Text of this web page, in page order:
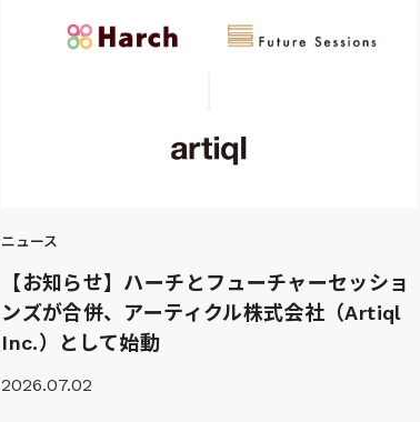
ニュース
【お知らせ】ハーチとフューチャーセッショ
ンズが合併、アーティクル株式会社（Artiql
Inc.）として始動
2026.07.02